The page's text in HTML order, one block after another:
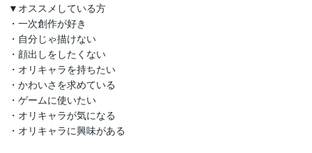
▼オススメしている方
・一次創作が好き
・自分じゃ描けない
・顔出しをしたくない
・オリキャラを持ちたい
・かわいさを求めている
・ゲームに使いたい
・オリキャラが気になる
・オリキャラに興味がある